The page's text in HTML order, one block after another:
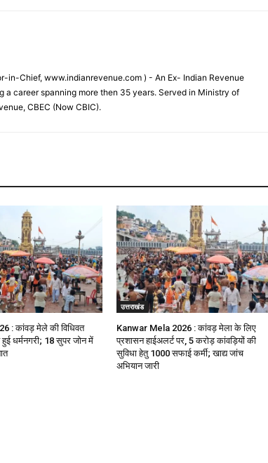
in-Chief, www.indianrevenue.com ) - An Ex- Indian Revenue
a career spanning more then 35 years. Served in Ministry of
CBEC (Now CBIC).
: कांवड़ मेले की विधिवत
धर्मनगरी; 18 सुपर जोन में
उत्तराखंड
Kanwar Mela 2026 : कांवड़ मेला के लिए
प्रशासन हाईअलर्ट पर, 5 करोड़ कांवड़ियों की
सुविधा हेतु 1000 सफाई कर्मी; खाद्य जांच
अभियान जारी